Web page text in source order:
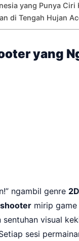
yang Punya Ciri
di Tengah Hujan
yang
ngambil genre
mirip
visual
sesi